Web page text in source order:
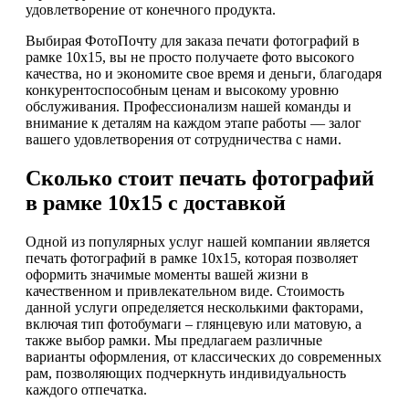
удовлетворение от конечного продукта.
Выбирая ФотоПочту для заказа печати фотографий в
рамке 10х15, вы не просто получаете фото высокого
качества, но и экономите свое время и деньги, благодаря
конкурентоспособным ценам и высокому уровню
обслуживания. Профессионализм нашей команды и
внимание к деталям на каждом этапе работы — залог
вашего удовлетворения от сотрудничества с нами.
Сколько стоит печать фотографий
в рамке 10х15 с доставкой
Одной из популярных услуг нашей компании является
печать фотографий в рамке 10х15, которая позволяет
оформить значимые моменты вашей жизни в
качественном и привлекательном виде. Стоимость
данной услуги определяется несколькими факторами,
включая тип фотобумаги – глянцевую или матовую, а
также выбор рамки. Мы предлагаем различные
варианты оформления, от классических до современных
рам, позволяющих подчеркнуть индивидуальность
каждого отпечатка.